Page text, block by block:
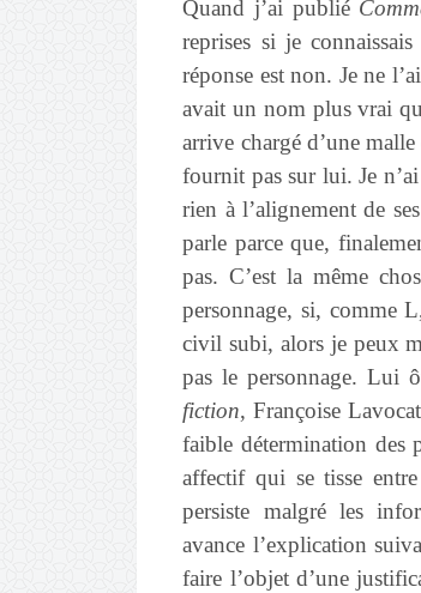
Quand j’ai publié
reprises si je
réponse est non. Je ne
avait un nom plus vrai
arrive chargé d’une
fournit pas sur lui. Je
rien à l’alignement de
parle parce que,
pas. C’est la même
personnage, si, comme
civil subi, alors je peux
pas le personnage. Lui
fiction, Françoise
faible détermination des
affectif qui se tisse entre
persiste malgré les
avance l’explication
faire l’objet d’une